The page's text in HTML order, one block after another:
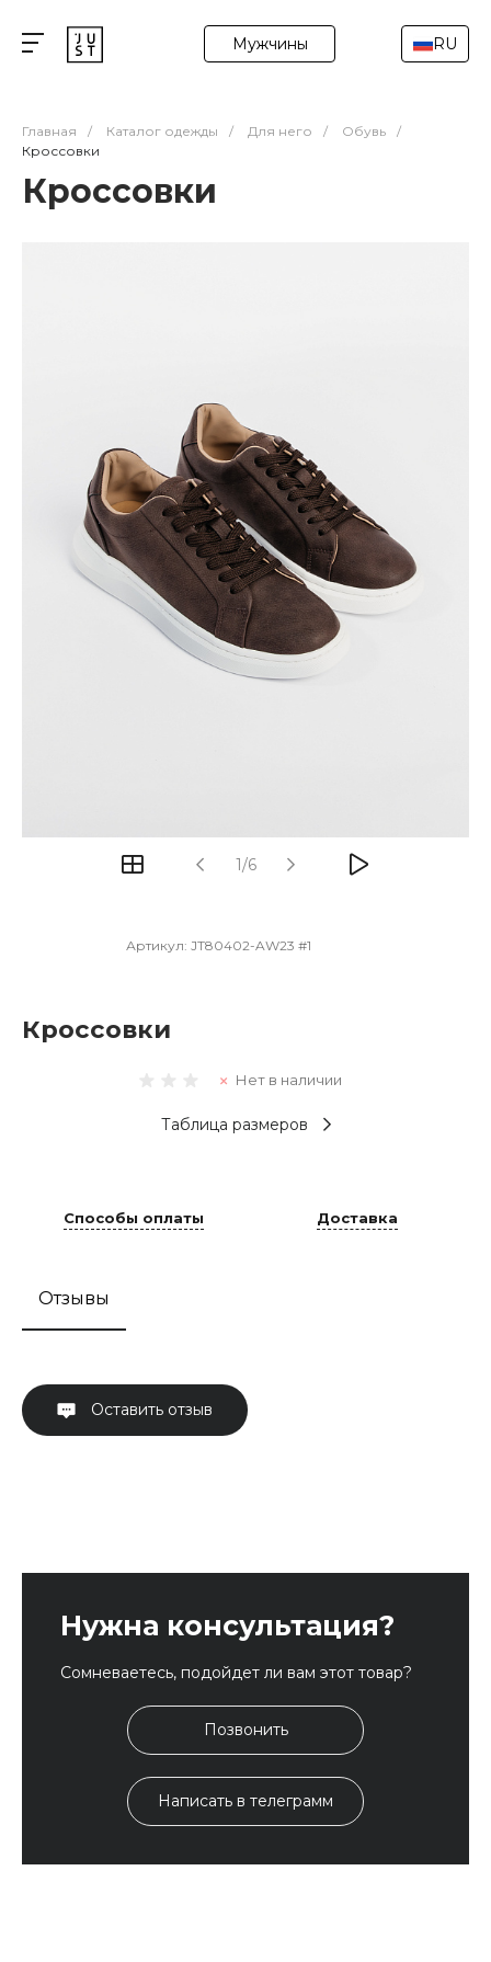
Мужчины RU
Главная / Каталог одежды / Для него / Обувь
/
Кроссовки
Кроссовки
1/6
Артикул: JT80402-AW23 #1
Кроссовки
Нет в наличии
Таблица размеров
Способы оплаты Доставка
Отзывы
Оставить отзыв
Нужна консультация?
Сомневаетесь, подойдет ли вам этот товар?
Позвонить
Написать в телеграмм